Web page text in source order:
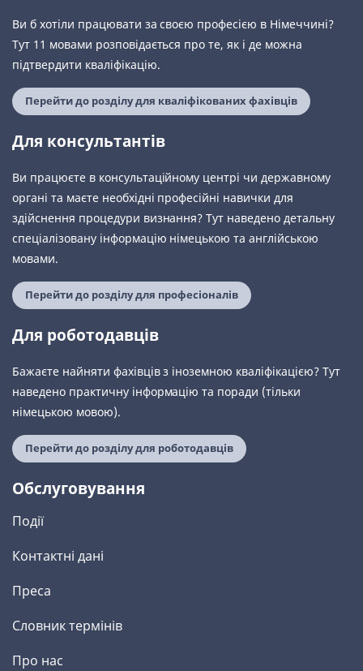
Ви б хотіли працювати за своєю професією в Німеччині?
Тут 11 мовами розповідається про те, як і де можна
підтвердити кваліфікацію.
Перейти до розділу для кваліфікованих фахівців
Для консультантів
Ви працюєте в консультаційному центрі чи державному
органі та маєте необхідні професійні навички для
здійснення процедури визнання? Тут наведено детальну
спеціалізовану інформацію німецькою та англійською
мовами.
Перейти до розділу для професіоналів
Для роботодавців
Бажаєте найняти фахівців з іноземною кваліфікацією? Тут
наведено практичну інформацію та поради (тільки
німецькою мовою).
Перейти до розділу для роботодавців
Обслуговування
Події
Контактні дані
Преса
Словник термінів
Про нас